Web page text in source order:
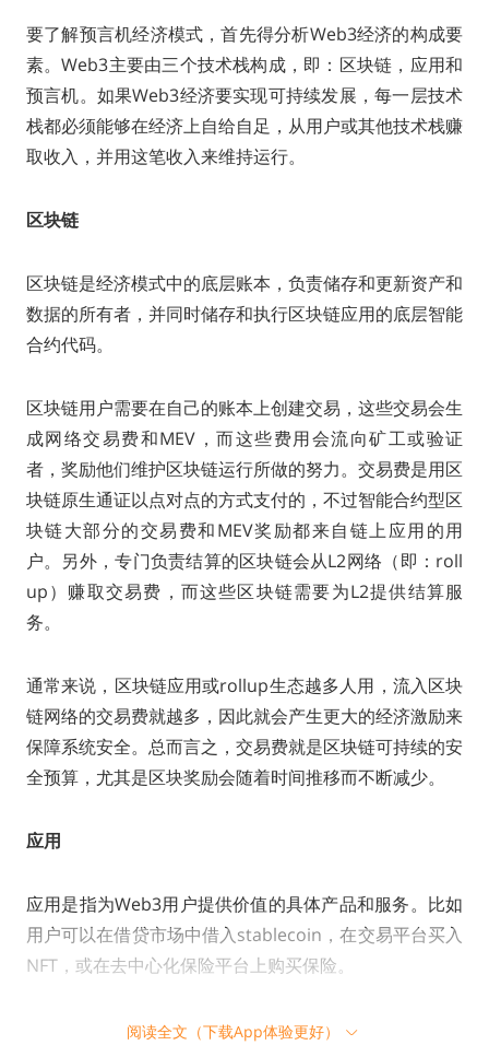
要了解预言机经济模式，首先得分析Web3经济的构成要
素。Web3主要由三个技术栈构成，即：区块链，应用和
预言机。如果Web3经济要实现可持续发展，每一层技术
栈都必须能够在经济上自给自足，从用户或其他技术栈赚
取收入，并用这笔收入来维持运行。
区块链
区块链是经济模式中的底层账本，负责储存和更新资产和
数据的所有者，并同时储存和执行区块链应用的底层智能
合约代码。
区块链用户需要在自己的账本上创建交易，这些交易会生
成网络交易费和MEV，而这些费用会流向矿工或验证
者，奖励他们维护区块链运行所做的努力。交易费是用区
块链原生通证以点对点的方式支付的，不过智能合约型区
块链大部分的交易费和MEV奖励都来自链上应用的用
户。另外，专门负责结算的区块链会从L2网络（即：roll
up）赚取交易费，而这些区块链需要为L2提供结算服
务。
通常来说，区块链应用或rollup生态越多人用，流入区块
链网络的交易费就越多，因此就会产生更大的经济激励来
保障系统安全。总而言之，交易费就是区块链可持续的安
全预算，尤其是区块奖励会随着时间推移而不断减少。
应用
应用是指为Web3用户提供价值的具体产品和服务。比如
用户可以在借贷市场中借入stablecoin，在交易平台买入
NFT，或在去中心化保险平台上购买保险。
应用为用户提供产品和服务，并收取相应费用，以维持后
阅读全文（下载App体验更好）